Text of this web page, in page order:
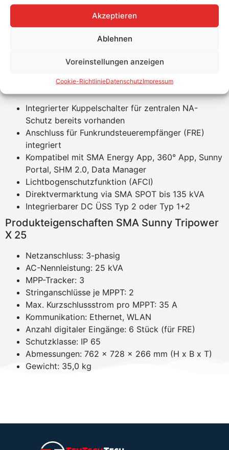
Akzeptieren
Ablehnen
Voreinstellungen anzeigen
Cookie-RichtlinieDatenschutzImpressum
Systems ist eine Direktvermarktung via SMA Spot ohne
Data Manager M umsetzbar. Der Sunny Tripower X
Wechselrichter hat eine direkte Anbindung für den
Funkrundsteuerempfänger (FRE). Für den zentralen NA-
Kuppelschalter mehr nötig.
Produktvorteile
Integrierter Kuppelschalter für zentralen NA-
Schutz bereits vorhanden
Anschluss für Funkrundsteuerempfänger (FRE)
integriert
Kompatibel mit SMA Energy App, 360° App, Sunny
Portal, SHM 2.0, Data Manager
Lichtbogenschutzfunktion (AFCI)
Direktvermarktung via SMA SPOT bis 135 kVA
Integrierbarer DC ÜSS Typ 2 oder Typ 1+2
Produkteigenschaften SMA Sunny Tripower
X 25
Netzanschluss: 3-phasig
AC-Nennleistung: 25 kVA
MPP-Tracker: 3
Stringanschlüsse je MPPT: 2
Max. Kurzschlussstrom pro MPPT: 35 A
Kommunikation: Ethernet, WLAN
Anzahl digitaler Eingänge: 6 Stück (für FRE)
Schutzklasse: IP 65
Abmessungen: 762 x 728 x 266 mm (H x B x T)
Gewicht: 35,0 kg